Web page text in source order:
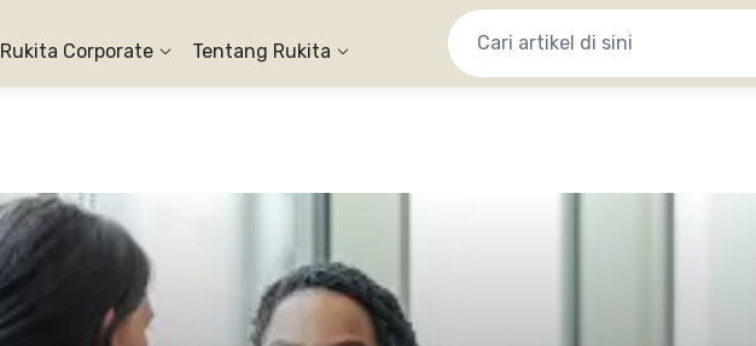
Rukita Corporate Tentang Rukita